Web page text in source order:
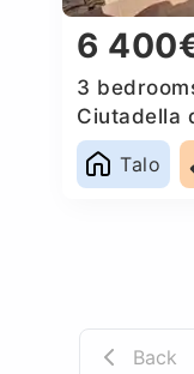
6
3
Ciutadella
Talo
Back